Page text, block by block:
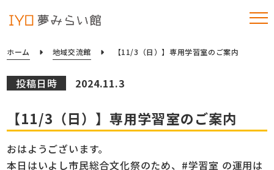
ホーム 地域交流館 【11/3（日）】専用学習室のご案内
投稿日時 2024.11.3
【11/3（日）】専用学習室のご案内
おはようございます。
本日はいよし市民総合文化祭のため、 #学習室 の運用は